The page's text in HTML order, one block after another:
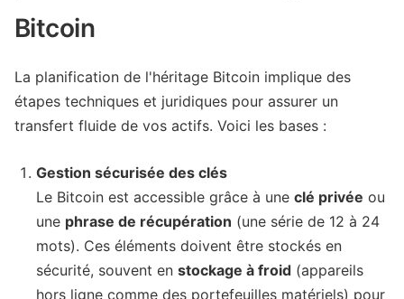
Bitcoin
La planification de l'héritage Bitcoin implique des
étapes techniques et juridiques pour assurer un
transfert fluide de vos actifs. Voici les bases :
Gestion sécurisée des clés
Le Bitcoin est accessible grâce à une clé privée ou
une phrase de récupération (une série de 12 à 24
mots). Ces éléments doivent être stockés en
sécurité, souvent en stockage à froid (appareils
hors ligne comme des portefeuilles matériels) pour